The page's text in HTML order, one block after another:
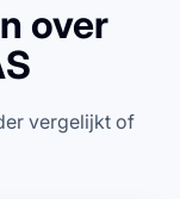
over
vergelijkt of